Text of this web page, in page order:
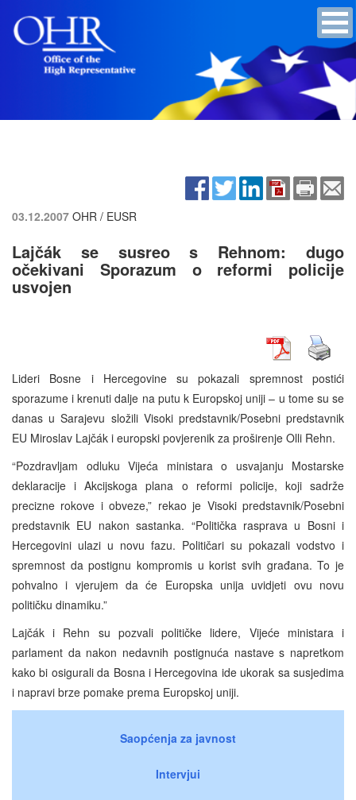
03.12.2007 OHR / EUSR
Lajčák se susreo s Rehnom: dugo
očekivani Sporazum o reformi policije
usvojen
Lideri Bosne i Hercegovine su pokazali spremnost postići
sporazume i krenuti dalje na putu k Europskoj uniji – u tome su se
danas u Sarajevu složili Visoki predstavnik/Posebni predstavnik
EU Miroslav Lajčák i europski povjerenik za proširenje Olli Rehn.
“Pozdravljam odluku Vijeća ministara o usvajanju Mostarske
deklaracije i Akcijskoga plana o reformi policije, koji sadrže
precizne rokove i obveze,” rekao je Visoki predstavnik/Posebni
predstavnik EU nakon sastanka. “Politička rasprava u Bosni i
Hercegovini ulazi u novu fazu. Političari su pokazali vodstvo i
spremnost da postignu kompromis u korist svih građana. To je
pohvalno i vjerujem da će Europska unija uvidjeti ovu novu
političku dinamiku.”
Lajčák i Rehn su pozvali političke lidere, Vijeće ministara i
parlament da nakon nedavnih postignuća nastave s napretkom
kako bi osigurali da Bosna i Hercegovina ide ukorak sa susjedima
i napravi brze pomake prema Europskoj uniji.
Saopćenja za javnost
Intervjui